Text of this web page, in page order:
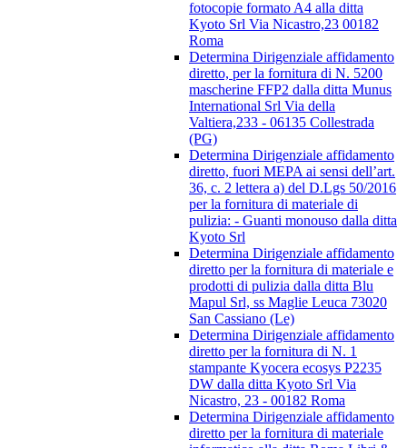
fotocopie formato A4 alla ditta
Kyoto Srl Via Nicastro,23 00182
Roma
Determina Dirigenziale affidamento
diretto, per la fornitura di N. 5200
mascherine FFP2 dalla ditta Munus
International Srl Via della
Valtiera,233 - 06135 Collestrada
(PG)
Determina Dirigenziale affidamento
diretto, fuori MEPA ai sensi dell’art.
36, c. 2 lettera a) del D.Lgs 50/2016
per la fornitura di materiale di
pulizia: - Guanti monouso dalla ditta
Kyoto Srl
Determina Dirigenziale affidamento
diretto per la fornitura di materiale e
prodotti di pulizia dalla ditta Blu
Mapul Srl, ss Maglie Leuca 73020
San Cassiano (Le)
Determina Dirigenziale affidamento
diretto per la fornitura di N. 1
stampante Kyocera ecosys P2235
DW dalla ditta Kyoto Srl Via
Nicastro, 23 - 00182 Roma
Determina Dirigenziale affidamento
diretto per la fornitura di materiale